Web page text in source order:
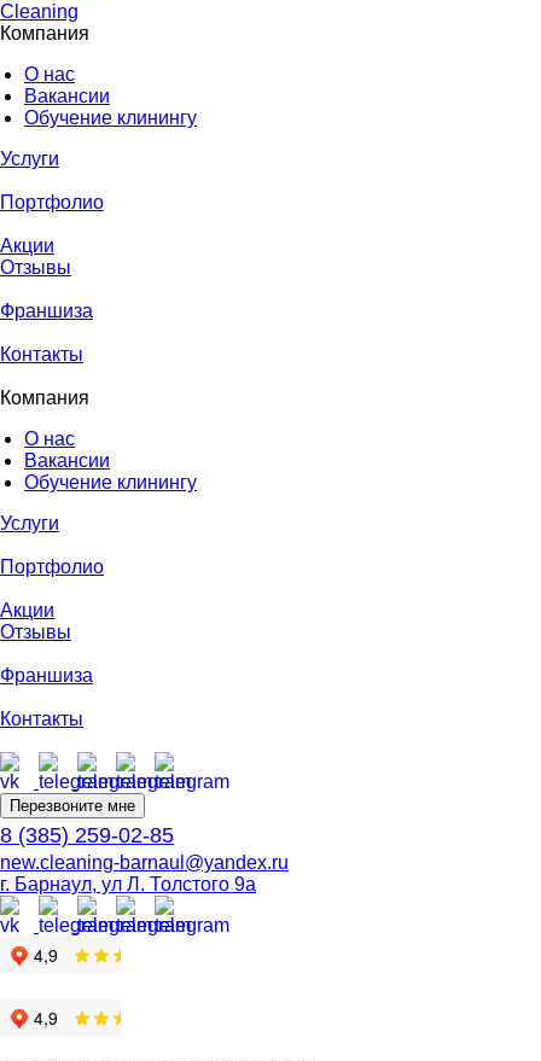
Компания
О нас
Вакансии
Обучение клинингу
Услуги
Портфолио
Акции
Отзывы
Франшиза
Контакты
Компания
О нас
Вакансии
Обучение клинингу
Услуги
Портфолио
Акции
Отзывы
Франшиза
Контакты
Перезвоните мне
8 (385) 259-02-85
new.cleaning-barnaul@yandex.ru
г. Барнаул, ул Л. Толстого 9а